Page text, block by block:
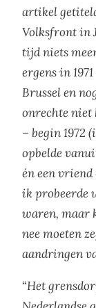
artikel
Volksfront in
tijd niets
ergens in
Brussel en
onrechte niet
– begin 1972
opbelde
én een
ik probeerde
waren, maar
nee moeten
aandringen
“Het